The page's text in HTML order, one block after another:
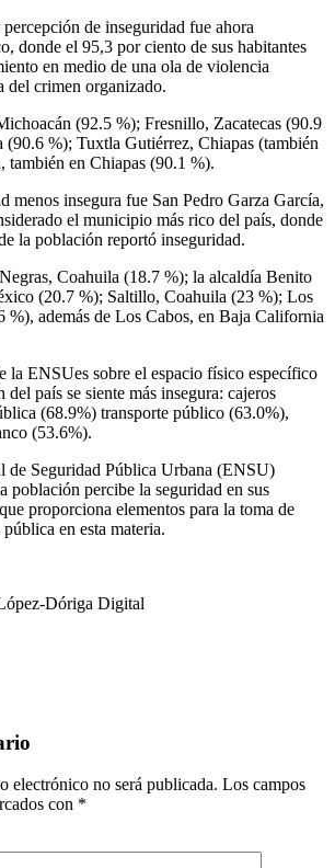
de inseguridad fue ahora
donde el 95,3 por ciento de sus habitantes
en medio de una ola de violencia
del crimen organizado.
(92.5 %); Fresnillo, Zacatecas (90.9
(90.6 %); Tuxtla Gutiérrez, Chiapas (también
también en Chiapas (90.1 %).
menos insegura fue San Pedro Garza García,
el municipio más rico del país, donde
la población reportó inseguridad.
Coahuila (18.7 %); la alcaldía Benito
(20.7 %); Saltillo, Coahuila (23 %); Los
%), además de Los Cabos, en Baja California
la ENSUes sobre el espacio físico específico
país se siente más insegura: cajeros
(68.9%) transporte público (63.0%),
(53.6%).
de Seguridad Pública Urbana (ENSU)
población percibe la seguridad en sus
proporciona elementos para la toma de
en esta materia.
Dóriga Digital
electrónico no será publicada. Los campos
con *